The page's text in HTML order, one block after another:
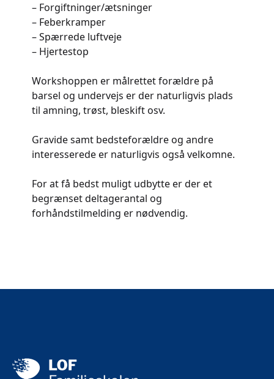
– Forgiftninger/ætsninger
– Feberkramper
– Spærrede luftveje
– Hjertestop
Workshoppen er målrettet forældre på
barsel og undervejs er der naturligvis plads
til amning, trøst, bleskift osv.
Gravide samt bedsteforældre og andre
interesserede er naturligvis også velkomne.
For at få bedst muligt udbytte er der et
begrænset deltagerantal og
forhåndstilmelding er nødvendig.